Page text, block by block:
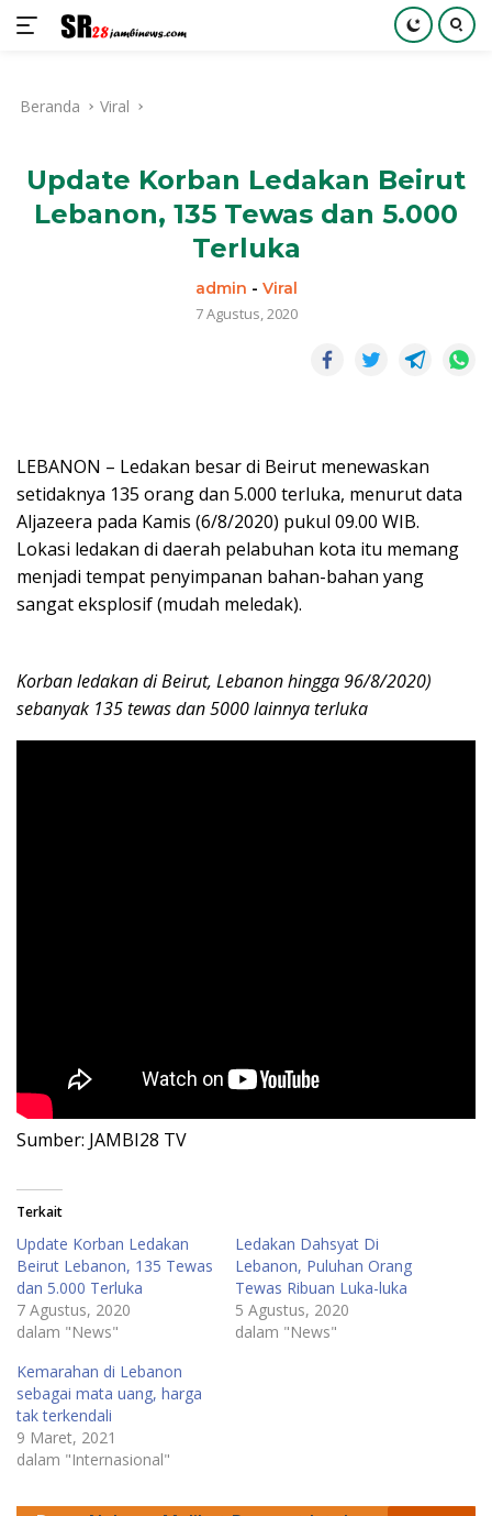
kontenBeranda Viral
Update Korban Ledakan Beirut
Lebanon, 135 Tewas dan 5.000
Terluka
admin - Viral
7 Agustus, 2020
LEBANON – Ledakan besar di Beirut menewaskan
setidaknya 135 orang dan 5.000 terluka, menurut data
Aljazeera pada Kamis (6/8/2020) pukul 09.00 WIB.
Lokasi ledakan di daerah pelabuhan kota itu memang
menjadi tempat penyimpanan bahan-bahan yang
sangat eksplosif (mudah meledak).
Korban ledakan di Beirut, Lebanon hingga 96/8/2020)
sebanyak 135 tewas dan 5000 lainnya terluka
Sumber: JAMBI28 TV
Terkait
Update Korban Ledakan
Beirut Lebanon, 135 Tewas
dan 5.000 Terluka
7 Agustus, 2020
dalam "News"
Ledakan Dahsyat Di
Lebanon, Puluhan Orang
Tewas Ribuan Luka-luka
5 Agustus, 2020
dalam "News"
Kemarahan di Lebanon
sebagai mata uang, harga
tak terkendali
9 Maret, 2021
dalam "Internasional"